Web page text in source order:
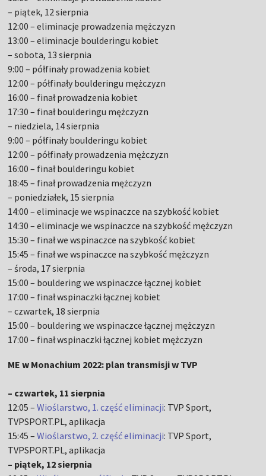
– piątek, 12 sierpnia
12:00 – eliminacje prowadzenia mężczyzn
13:00 – eliminacje boulderingu kobiet
– sobota, 13 sierpnia
9:00 – półfinały prowadzenia kobiet
12:00 – półfinały boulderingu mężczyzn
16:00 – finał prowadzenia kobiet
17:30 – finał boulderingu mężczyzn
– niedziela, 14 sierpnia
9:00 – półfinały boulderingu kobiet
12:00 – półfinały prowadzenia mężczyzn
16:00 – finał boulderingu kobiet
18:45 – finał prowadzenia mężczyzn
– poniedziałek, 15 sierpnia
14:00 – eliminacje we wspinaczce na szybkość kobiet
14:30 – eliminacje we wspinaczce na szybkość mężczyzn
15:30 – finał we wspinaczce na szybkość kobiet
15:45 – finał we wspinaczce na szybkość mężczyzn
– środa, 17 sierpnia
15:00 – bouldering we wspinaczce łącznej kobiet
17:00 – finał wspinaczki łącznej kobiet
– czwartek, 18 sierpnia
15:00 – bouldering we wspinaczce łącznej mężczyzn
17:00 – finał wspinaczki łącznej kobiet mężczyzn
ME w Monachium 2022: plan transmisji w TVP
– czwartek, 11 sierpnia
12:05 –Wioślarstwo, 1. część eliminacji: TVP Sport,
TVPSPORT.PL, aplikacja
15:45 –Wioślarstwo, 2. część eliminacji: TVP Sport,
TVPSPORT.PL, aplikacja
– piątek, 12 sierpnia